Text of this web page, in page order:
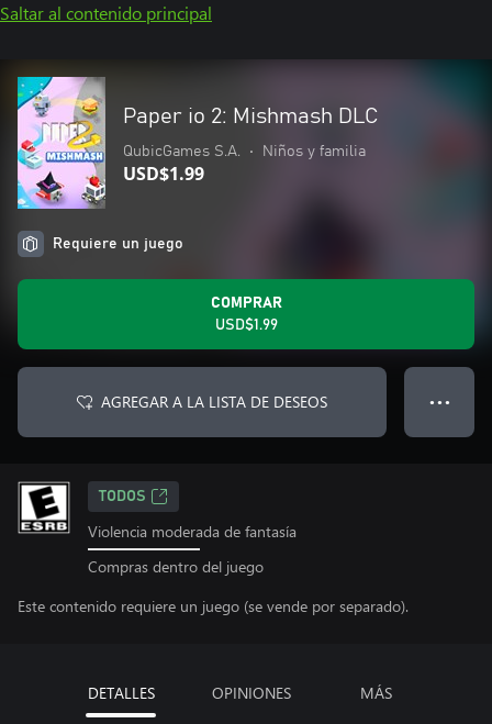
Saltar al contenido principal
Paper io 2: Mishmash DLC
QubicGames S.A. • Niños y familia
USD$1.99
Requiere un juego
COMPRAR
USD$1.99
AGREGAR A LA LISTA DE DESEOS ● ● ●
TODOS
Violencia moderada de fantasía
Compras dentro del juego
Este contenido requiere un juego (se vende por separado).
DETALLES OPINIONES MÁS